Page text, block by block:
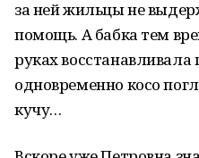
за ней жильцы не
помощь. А бабка тем
руках
одновременно косо
кучу…